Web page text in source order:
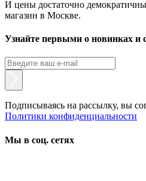
И цены достаточно
магазин в Москве.
Узнайте первыми о новинках и
Подписываясь на рассылку, вы
Политики конфиденциальности
Мы в соц. сетях